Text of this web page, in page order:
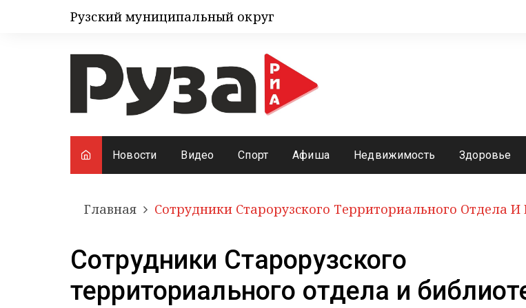
Рузский муниципальный округ
Новости Видео Спорт Афиша Недвижимость Здоровье
Главная Сотрудники Старорузского Территориального Отдела
Сотрудники Старорузского
территориального отдела и